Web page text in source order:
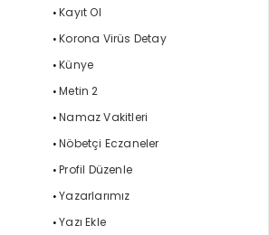
Kayıt Ol
Korona Virüs Detay
Künye
Metin 2
Namaz Vakitleri
Nöbetçi Eczaneler
Profil Düzenle
Yazarlarımız
Yazı Ekle